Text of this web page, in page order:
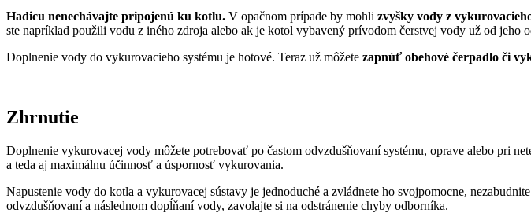
Hadicu nenechávajte pripojenú ku kotlu. V opačnom prípade by mohli zvyšky vody z
ste napríklad použili vodu z iného zdroja alebo ak je kotol vybavený prívodom čerstvej vody už od jeho
Doplnenie vody do vykurovacieho systému je hotové. Teraz už môžete zapnúť obehové čerpadlo či
Zhrnutie
Doplnenie vykurovacej vody môžete potrebovať po častom odvzdušňovaní systému, oprave alebo pri
a teda aj maximálnu účinnosť a úspornosť vykurovania.
Napustenie vody do kotla a vykurovacej sústavy je jednoduché a zvládnete ho svojpomocne,
odvzdušňovaní a následnom dopĺňaní vody, zavolajte si na odstránenie chyby odborníka.